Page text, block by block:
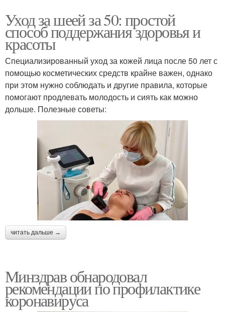
Уход за шеей за 50: простой
способ поддержания здоровья и
красоты
Специализированный уход за кожей лица после 50 лет с
помощью косметических средств крайне важен, однако
при этом нужно соблюдать и другие правила, которые
помогают продлевать молодость и сиять как можно
дольше. Полезные советы:
читать дальше →
Минздрав обнародовал
рекомендации по профилактике
коронавируса